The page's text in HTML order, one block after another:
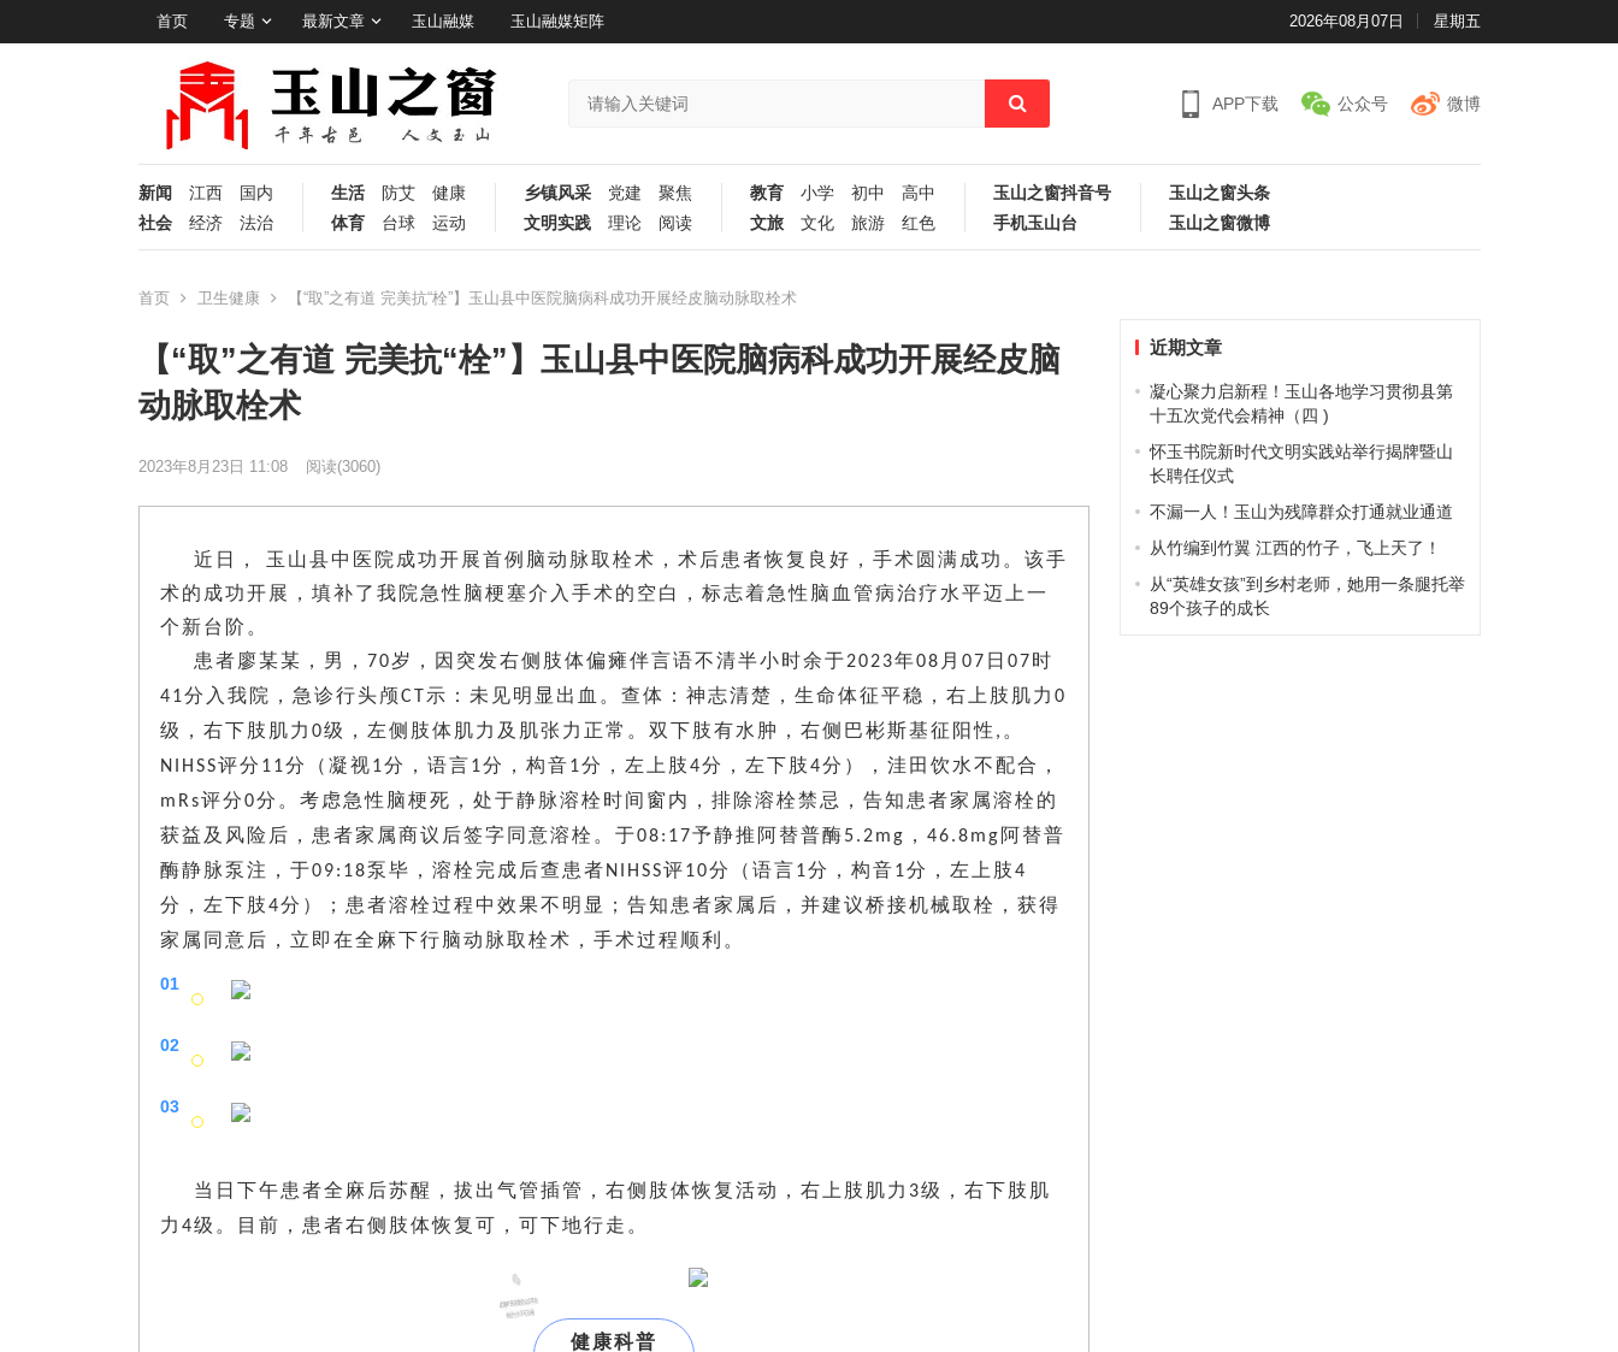
首页 专题 最新文章 玉山融媒 玉山融媒矩阵 2026年08月07日 星期五
APP下载 公众号 微博
新闻 江西
国内
社会
经济 法治
生活 防艾
健康
体育
台球 运动
乡镇风采 党建
聚焦
文明实践
理论 阅读
教育 小学 初中
高中
文旅
文化 旅游 红色
玉山之窗抖音号
手机玉山台
玉山之窗头条
玉山之窗微博
首页 卫生健康 【“取”之有道 完美抗“栓”】玉山县中医院脑病科成功开展经皮脑动脉取栓术
【“取”之有道 完美抗“栓”】玉山县中医院脑病科成功开展经皮脑
动脉取栓术
2023年8月23日 11:08 阅读(3060)
近日， 玉山县中医院成功开展首例 脑动脉取栓术 ，术后患者恢复良好，手术圆满成功。该手
术的成功开展，填补了我院急性脑梗塞介入手术的空白，标志着急性脑血管病治疗水平迈上一
个新台阶。
患者廖某某，男，
70岁，因突发右侧肢体偏瘫伴言语不清半小时余于2023年08 月 07 日 07时
41分入我院，急诊行头颅CT 示：未见明显出血。查体：神志清楚，生命体征平稳，右上肢肌力 0
级，右下肢肌力 0级，左侧肢体肌力及肌张力正常。双下肢有水肿，右侧巴彬斯基征阳性 , 。
NIHSS评分 11分（凝视1分，语言1分，构音1分，左上肢4分，左下肢4分），洼田饮水不配合，
mRs评分0分。考虑急性脑梗死，处于静脉溶栓时间窗内，排除溶栓禁忌，告知患者家属溶栓的
获益及风险后，患者家属商议后签字同意溶栓。于08:17予静推阿替普酶5.2mg ， 46.8mg 阿替普
酶静脉泵注，于09:18泵毕，溶栓完成后查患者 NIHSS评10分（语言1分，构音1分，左上肢4
分，左下肢4分）；患者溶栓过程中效果不明显；告知患者家属后，并建议桥接机械取栓，获得
家属同意后，立即在全麻下行脑动脉取栓术，手术过程顺利。
01
02
03
当日下午患者全麻后苏醒，拔出气管插管，右侧肢体恢复活动，右上肢肌力 3级，右下肢肌
力 4级。目前，患者右侧肢体恢复可，可下地行走。
健康科普
近期文章
凝心聚力启新程！玉山各地学习贯彻县第
十五次党代会精神（四 )
怀玉书院新时代文明实践站举行揭牌暨山
长聘任仪式
不漏一人！玉山为残障群众打通就业通道
从竹编到竹翼 江西的竹子，飞上天了！
从“英雄女孩”到乡村老师，她用一条腿托举
89个孩子的成长